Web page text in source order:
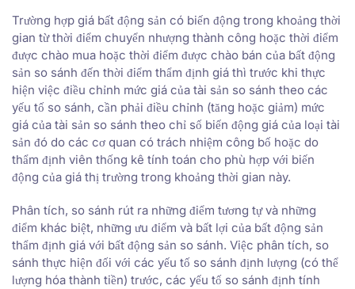
Trường hợp giá bất động sản có biến động trong khoảng thời
gian từ thời điểm chuyển nhượng thành công hoặc thời điểm
được chào mua hoặc thời điểm được chào bán của bất động
sản so sánh đến thời điểm thẩm định giá thì trước khi thực
hiện việc điều chỉnh mức giá của tài sản so sánh theo các
yếu tố so sánh, cần phải điều chỉnh (tăng hoặc giảm) mức
giá của tài sản so sánh theo chỉ số biến động giá của loại tài
sản đó do các cơ quan có trách nhiệm công bố hoặc do
thẩm định viên thống kê tính toán cho phù hợp với biến
động của giá thị trường trong khoảng thời gian này.
Phân tích, so sánh rút ra những điểm tương tự và những
điểm khác biệt, những ưu điểm và bất lợi của bất động sản
thẩm định giá với bất động sản so sánh. Việc phân tích, so
sánh thực hiện đối với các yếu tố so sánh định lượng (có thể
lượng hóa thành tiền) trước, các yếu tố so sánh định tính